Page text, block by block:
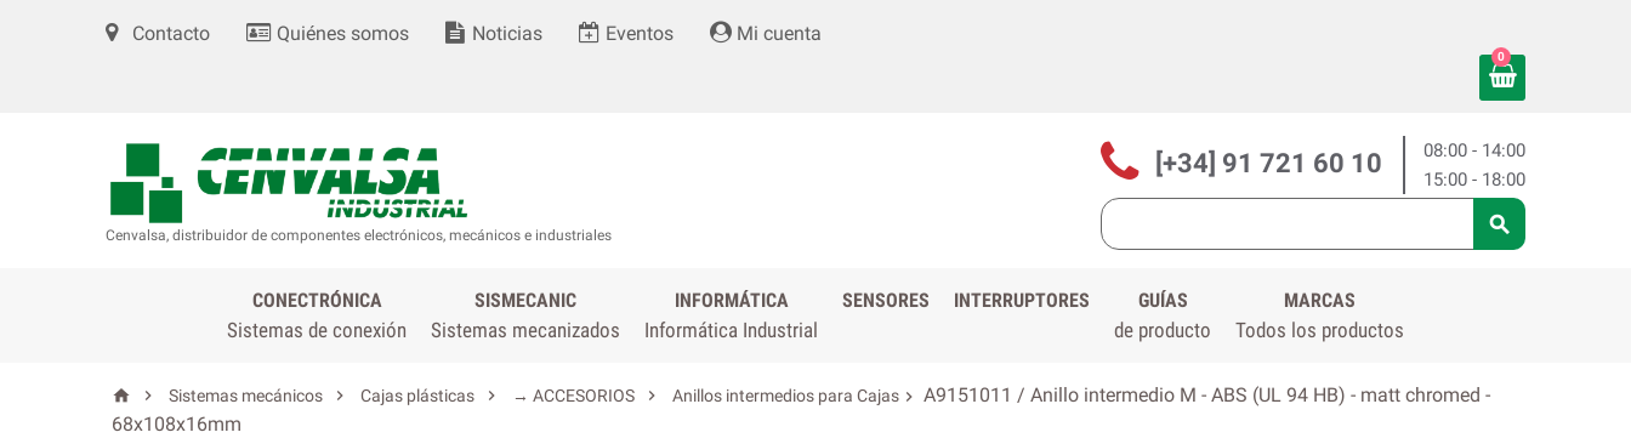
Contacto Quiénes somos Noticias Eventos Mi cuenta
0
Cenvalsa, distribuidor de componentes electrónicos, mecánicos e industriales
08:00 - 14:00
15:00 - 18:00
[+34] 91 721 60 10

CONECTRÓNICA
Sistemas de conexión
SISMECANIC
Sistemas mecanizados
INFORMÁTICA
Informática Industrial
SENSORES INTERRUPTORES GUÍAS
de producto
MARCAS
Todos los productos
  Sistemas mecánicos  Cajas plásticas  → ACCESORIOS  Anillos intermedios para Cajas  A9151011 / Anillo intermedio M - ABS (UL 94 HB) - matt chromed -
68x108x16mm